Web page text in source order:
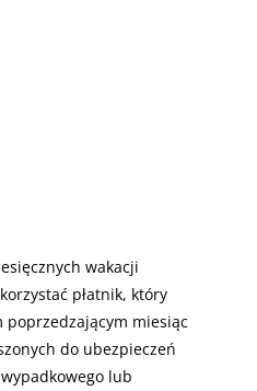
wakacji
płatnik, który
miesiąc
do ubezpieczeń
lub